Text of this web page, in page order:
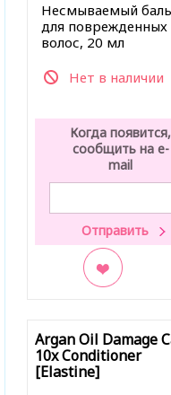
Несмываемый
для поврежденных
волос, 20 мл
Нет в наличии
Когда появится,
сообщить на e-
mail
Argan Oil Damage
10x Conditioner
[Elastine]